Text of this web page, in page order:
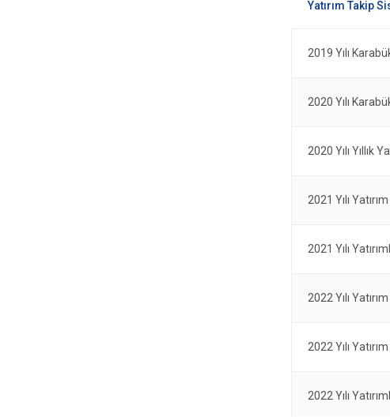
2019 Yılı
2020 Yılı
2020 Yılı Yıllık
2021 Yılı
2021 Yılı
2022 Yılı
2022 Yılı
2022 Yılı